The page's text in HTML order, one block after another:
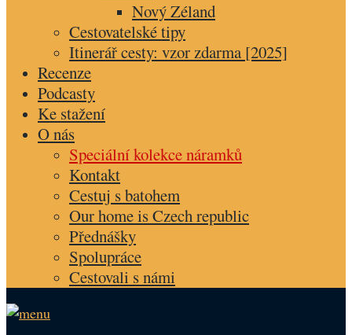
Nový Zéland
Cestovatelské tipy
Itinerář cesty: vzor zdarma [2025]
Recenze
Podcasty
Ke stažení
O nás
Speciální kolekce náramků
Kontakt
Cestuj s batohem
Our home is Czech republic
Přednášky
Spolupráce
Cestovali s námi